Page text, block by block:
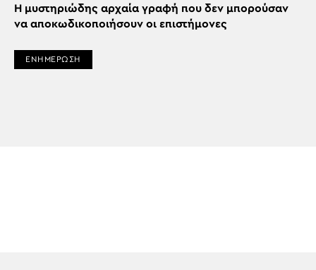
H μυστηριώδης αρχαία γραφή που δεν μπορούσαν
να αποκωδικοποιήσουν οι επιστήμονες
ΕΝΗΜΕΡΩΣΗ